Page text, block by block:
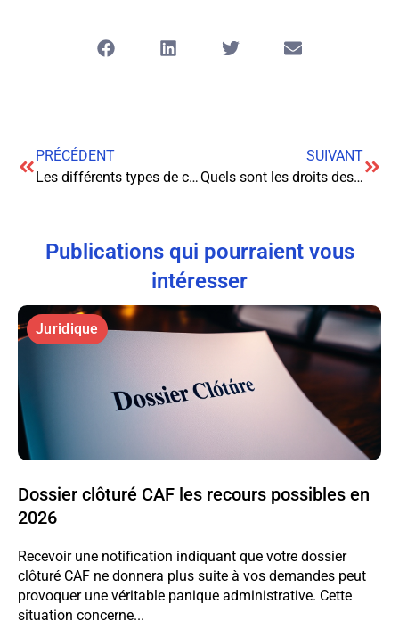
PRÉCÉDENT
Les différents types de contrats
SUIVANT
Quels sont les droits des clients d’une entreprise ?
Publications qui pourraient vous
intéresser
Juridique
Dossier clôturé CAF les recours possibles en
2026
Recevoir une notification indiquant que votre dossier
clôturé CAF ne donnera plus suite à vos demandes peut
provoquer une véritable panique administrative. Cette
situation concerne...